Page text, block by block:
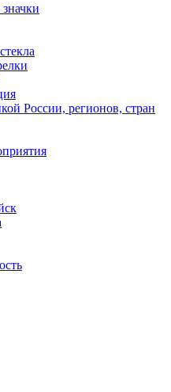
России, регионов, стран